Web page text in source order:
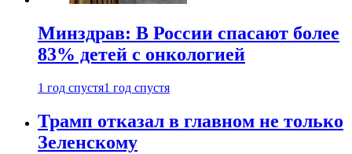
Минздрав: В России спасают более
83% детей с онкологией
1 год спустя1 год спустя
Трамп отказал в главном не только
Зеленскому